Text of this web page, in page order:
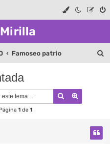
Famoseo patrio
Buscar
1 de 1